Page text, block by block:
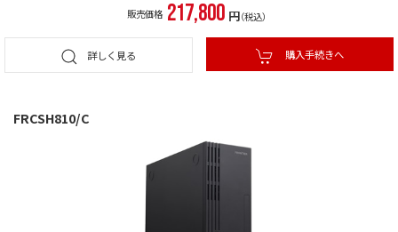
販売価格 217,800 円（税込）
詳しく見る 購入手続きへ
FRCSH810/C